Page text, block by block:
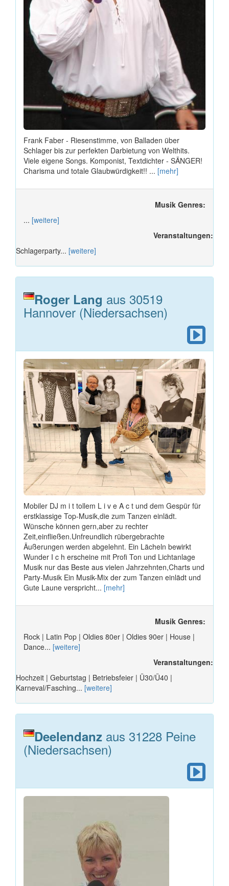
Frank Faber - Riesenstimme, von Balladen über
Schlager bis zur perfekten Darbietung von Welthits.
Viele eigene Songs. Komponist, Textdichter - SÄNGER!
Charisma und totale Glaubwürdigkeit!! ... [mehr]
Musik Genres:
... [weitere]
Veranstaltungen:
Schlagerparty... [weitere]
Roger Lang aus 30519
Hannover (Niedersachsen)
Mobiler DJ m i t tollem L i v e A c t und dem Gespür für
erstklassige Top-Musik,die zum Tanzen einlädt.
Wünsche können gern,aber zu rechter
Zeit,einfließen.Unfreundlich rübergebrachte
Äußerungen werden abgelehnt. Ein Lächeln bewirkt
Wunder I c h erscheine mit Profi Ton und Lichtanlage
Musik nur das Beste aus vielen Jahrzehnten,Charts und
Party-Musik Ein Musik-Mix der zum Tanzen einlädt und
Gute Laune verspricht... [mehr]
Musik Genres:
Rock | Latin Pop | Oldies 80er | Oldies 90er | House |
Dance... [weitere]
Veranstaltungen:
Hochzeit | Geburtstag | Betriebsfeier | Ü30/Ü40 |
Karneval/Fasching... [weitere]
Deelendanz aus 31228 Peine
(Niedersachsen)